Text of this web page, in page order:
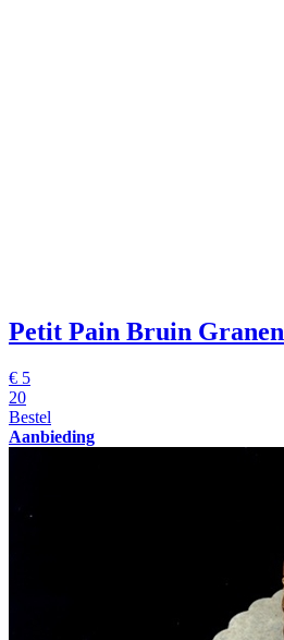
Petit Pain Bruin Granen
€ 5
20
Bestel
Aanbieding